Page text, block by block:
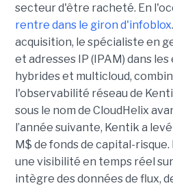
secteur d'être racheté. En
rentre dans le giron d'infoblox
acquisition, le spécialiste en
et adresses IP (IPAM) dans
hybrides et multicloud,
l'observabilité réseau de
sous le nom de CloudHelix
l’année suivante, Kentik a
M$ de fonds de capital-
une visibilité en temps réel
intègre des données de flux,